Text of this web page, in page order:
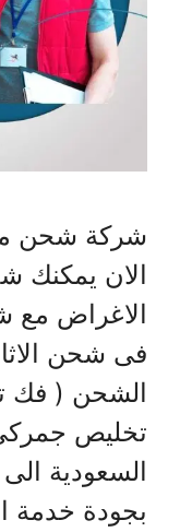
شركة شحن
الان يمكنك
الاغراض مع
فى شحن
الشحن ( فك
تخليص
السعودية
بجودة خدمة